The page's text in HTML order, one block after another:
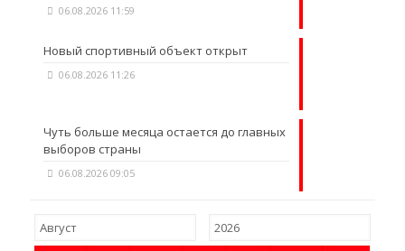
06.08.2026 11:59
Новый спортивный объект открыт
06.08.2026 11:26
Чуть больше месяца остается до главных
выборов страны
06.08.2026 09:05